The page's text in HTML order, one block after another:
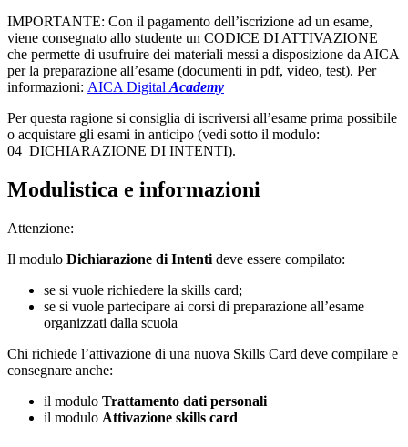
IMPORTANTE: Con il pagamento dell’iscrizione ad un esame,
viene consegnato allo studente un CODICE DI ATTIVAZIONE
che permette di usufruire dei materiali messi a disposizione da AICA
per la preparazione all’esame (documenti in pdf, video, test). Per
informazioni: AICA Digital Academy
Per questa ragione si consiglia di iscriversi all’esame prima possibile
o acquistare gli esami in anticipo (vedi sotto il modulo:
04_DICHIARAZIONE DI INTENTI).
Modulistica e informazioni
Attenzione:
Il modulo Dichiarazione di Intenti deve essere compilato:
se si vuole richiedere la skills card;
se si vuole partecipare ai corsi di preparazione all’esame
organizzati dalla scuola
Chi richiede l’attivazione di una nuova Skills Card deve compilare e
consegnare anche:
il modulo Trattamento dati personali
il modulo Attivazione skills card